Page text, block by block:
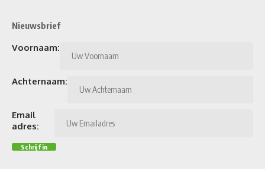
Nieuwsbrief
Voornaam:
Achternaam:
Email
adres: